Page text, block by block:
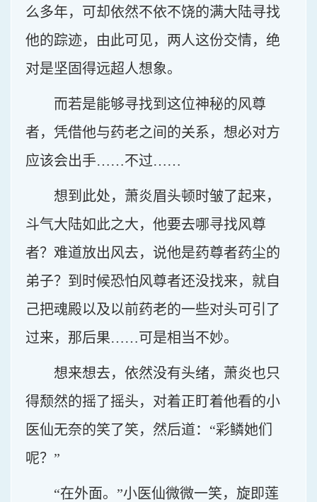
么多年，可却依然不依不饶的满大陆寻找
他的踪迹，由此可见，两人这份交情，绝
对是坚固得远超人想象。
而若是能够寻找到这位神秘的风尊
者，凭借他与药老之间的关系，想必对方
应该会出手……不过……
想到此处，萧炎眉头顿时皱了起来，
斗气大陆如此之大，他要去哪寻找风尊
者？难道放出风去，说他是药尊者药尘的
弟子？到时候恐怕风尊者还没找来，就自
己把魂殿以及以前药老的一些对头可引了
过来，那后果……可是相当不妙。
想来想去，依然没有头绪，萧炎也只
得颓然的摇了摇头，对着正盯着他看的小
医仙无奈的笑了笑，然后道：“彩鳞她们
呢？”
“在外面。”小医仙微微一笑，旋即莲